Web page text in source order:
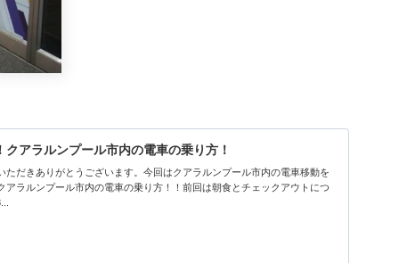
クアラルンプール市内の電車の乗り方！
ただきありがとうございます。今回はクアラルンプール市内の電車移動を
アラルンプール市内の電車の乗り方！！前回は朝食とチェックアウトにつ